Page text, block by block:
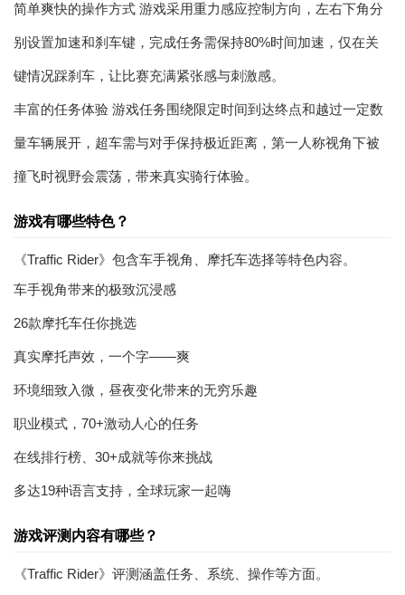
简单爽快的操作方式 游戏采用重力感应控制方向，左右下角分
别设置加速和刹车键，完成任务需保持80%时间加速，仅在关
键情况踩刹车，让比赛充满紧张感与刺激感。
丰富的任务体验 游戏任务围绕限定时间到达终点和越过一定数
量车辆展开，超车需与对手保持极近距离，第一人称视角下被
撞飞时视野会震荡，带来真实骑行体验。
游戏有哪些特色？
《Traffic Rider》包含车手视角、摩托车选择等特色内容。
车手视角带来的极致沉浸感
26款摩托车任你挑选
真实摩托声效，一个字——爽
环境细致入微，昼夜变化带来的无穷乐趣
职业模式，70+激动人心的任务
在线排行榜、30+成就等你来挑战
多达19种语言支持，全球玩家一起嗨
游戏评测内容有哪些？
《Traffic Rider》评测涵盖任务、系统、操作等方面。